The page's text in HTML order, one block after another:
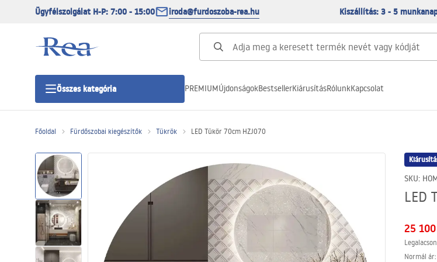
Ügyfélszolgálat H-P: 7:00 - 15:00 iroda@furdoszoba-rea.hu Kiszállítás: 3 - 5
Összes kategória
Zuhanyajtó
Zuhanytálcák
Zuhanylefolyók
PREMIUMÚjdonságokBestsellerKiárusításRólunkKapcsolat
Főoldal Fürdőszobai kiegészítők Tükrök LED Tükör 70cm HZJ070
SKU:
LED
25
Normál ár: